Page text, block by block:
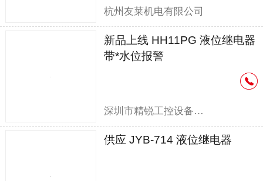
杭州友莱机电有限公司
新品上线 HH11PG 液位继电器
带*水位报警
深圳市精锐工控设备有限公司
供应 JYB-714 液位继电器